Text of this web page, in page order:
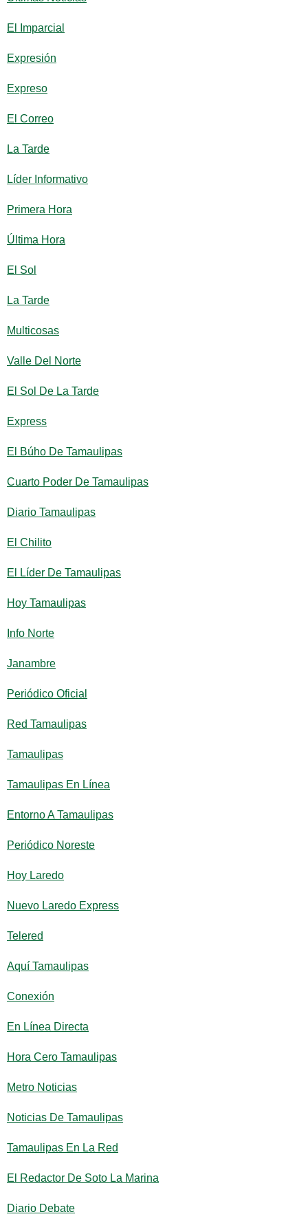
El Imparcial
Expresión
Expreso
El Correo
La Tarde
Líder Informativo
Primera Hora
Última Hora
El Sol
La Tarde
Multicosas
Valle Del Norte
El Sol De La Tarde
Express
El Búho De Tamaulipas
Cuarto Poder De Tamaulipas
Diario Tamaulipas
El Chilito
El Líder De Tamaulipas
Hoy Tamaulipas
Info Norte
Janambre
Periódico Oficial
Red Tamaulipas
Tamaulipas
Tamaulipas En Línea
Entorno A Tamaulipas
Periódico Noreste
Hoy Laredo
Nuevo Laredo Express
Telered
Aquí Tamaulipas
Conexión
En Línea Directa
Hora Cero Tamaulipas
Metro Noticias
Noticias De Tamaulipas
Tamaulipas En La Red
El Redactor De Soto La Marina
Diario Debate